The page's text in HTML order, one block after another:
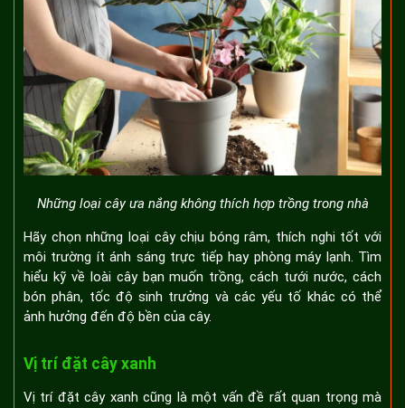
Những loại cây ưa nắng không thích hợp trồng trong nhà
Hãy chọn những loại cây chịu bóng râm, thích nghi tốt với
môi trường ít ánh sáng trực tiếp hay phòng máy lạnh. Tìm
hiểu kỹ về loài cây bạn muốn trồng, cách tưới nước, cách
bón phân, tốc độ sinh trưởng và các yếu tố khác có thể
ảnh hưởng đến độ bền của cây.
Vị trí đặt cây xanh
Vị trí đặt cây xanh cũng là một vấn đề rất quan trọng mà